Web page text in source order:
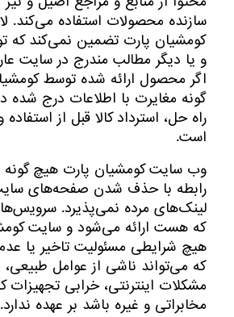
سازنده محصولات استفاده می‏‌کند.
کومشیان پارت تضمین نمی‏‌کند
و یا دیگر مطالب مندرج در سایت
اگر محصول ارائه شده توسط
گونه مغایرت با اطلاعات درج شده
راه حل، استرداد کالا قبل از
است.
وب ‏‌سایت کومشیان پارت هیچ گونه
رابطه با حذف شدن صفحه‏‌های
لینک‏‌های مرده نمی‌‏پذیرد.
که هست ارائه می‏‌شود و سایت
هیچ شرایطی مسئولیت تاخیر یا عدم
که می‌تواند ناشى از عوامل طبیعى،
مشکلات اینترنتى، خرابی تجهیزات
مخابراتى و غیره باشد بر عهده ندارد.